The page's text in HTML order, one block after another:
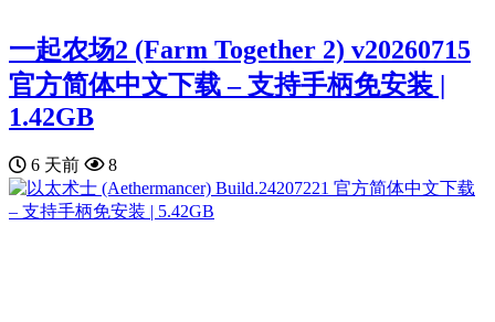
一起农场2 (Farm Together 2) v20260715
官方简体中文下载 – 支持手柄免安装 |
1.42GB
6 天前 8